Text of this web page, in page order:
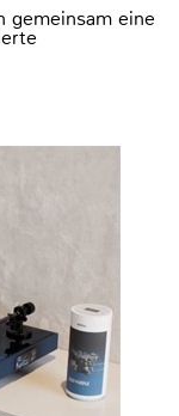
gemeinsam eine